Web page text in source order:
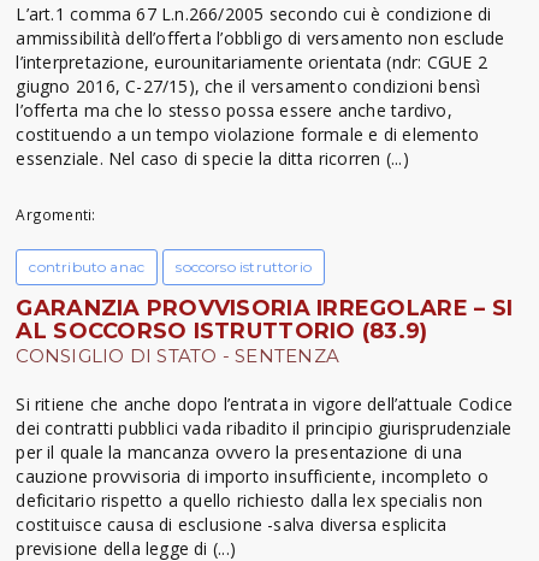
L’art.1 comma 67 L.n.266/2005 secondo cui è condizione di
ammissibilità dell’offerta l’obbligo di versamento non esclude
l’interpretazione, eurounitariamente orientata (ndr: CGUE 2
giugno 2016, C-27/15), che il versamento condizioni bensì
l’offerta ma che lo stesso possa essere anche tardivo,
costituendo a un tempo violazione formale e di elemento
essenziale. Nel caso di specie la ditta ricorren (...)
Argomenti:
contributo anac soccorso istruttorio
GARANZIA PROVVISORIA IRREGOLARE – SI
AL SOCCORSO ISTRUTTORIO (83.9)
CONSIGLIO DI STATO - SENTENZA
Si ritiene che anche dopo l’entrata in vigore dell’attuale Codice
dei contratti pubblici vada ribadito il principio giurisprudenziale
per il quale la mancanza ovvero la presentazione di una
cauzione provvisoria di importo insufficiente, incompleto o
deficitario rispetto a quello richiesto dalla lex specialis non
costituisce causa di esclusione -salva diversa esplicita
previsione della legge di (...)